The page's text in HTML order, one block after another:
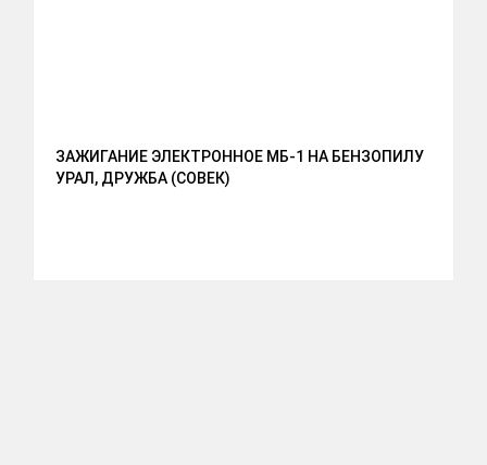
ЗАЖИГАНИЕ ЭЛЕКТРОННОЕ МБ-1 НА БЕНЗОПИЛУ
УРАЛ, ДРУЖБА (СОВЕК)